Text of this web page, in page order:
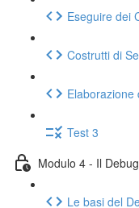
Eseguire dei
Costrutti di
Test 3
Modulo 4 - Il
Le basi del